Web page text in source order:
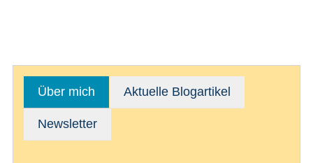
Über mich Aktuelle Blogartikel
Newsletter